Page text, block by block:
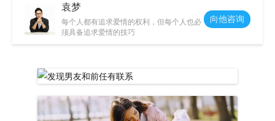
袁梦
每个人都有追求爱情的权利，但每个人也必
须具备追求爱情的技巧
向他咨询